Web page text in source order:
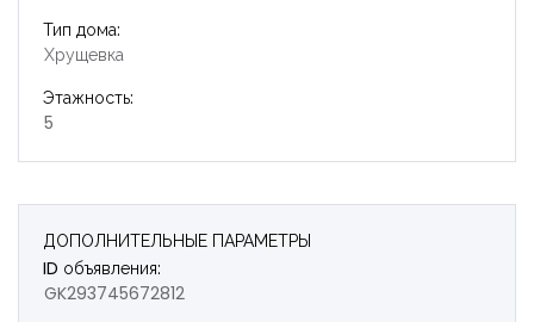
Тип дома:
Хрущевка
Этажность:
5
ДОПОЛНИТЕЛЬНЫЕ ПАРАМЕТРЫ
ID объявления:
GK293745672812